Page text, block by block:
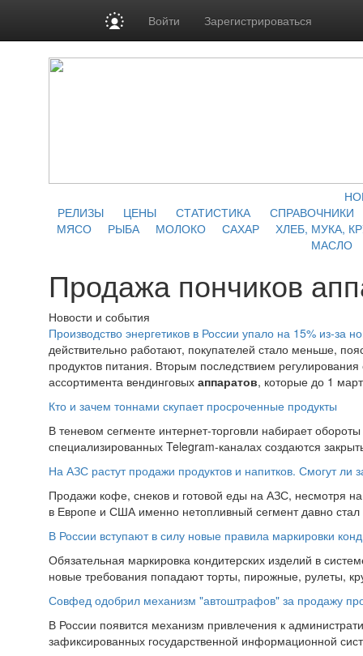
Войти Зарегистрироваться
РЕЛИЗЫ
ЦЕНЫ СТАТИСТИКА
СПРАВОЧНИКИ
МЯСО
РЫБА МОЛОКО САХАР
ХЛЕБ, МУКА,
МАСЛО
Продажа пончиков
Новости и события
Производство энергетиков в России упало на 15% из-за
действительно работают, покупателей стало меньше,
продуктов питания. Вторым последствием
ассортимента вендинговых аппаратов, которые до 1
Кто и зачем тоннами скупает просроченные продукты
В теневом сегменте интернет-торговли набирает
специализированных Telegram-каналах создаются
На АЗС растут продажи продуктов и напитков. Смогут ли
Продажи кофе, снеков и готовой еды на АЗС, несмотря
в Европе и США именно нетопливный сегмент давно
В России вступают в силу новые правила маркировки
Обязательная маркировка кондитерских изделий в
новые требования попадают торты, пирожные, рулеты,
Совфед одобрил механизм "автоштрафов" за продажу
В России появится механизм привлечения к
зафиксированных государственной информационной